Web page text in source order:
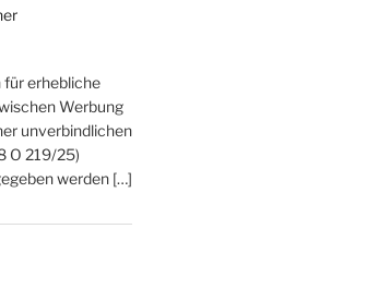
für erhebliche
Werbung
unverbindlichen
O 219/25)
werden […]